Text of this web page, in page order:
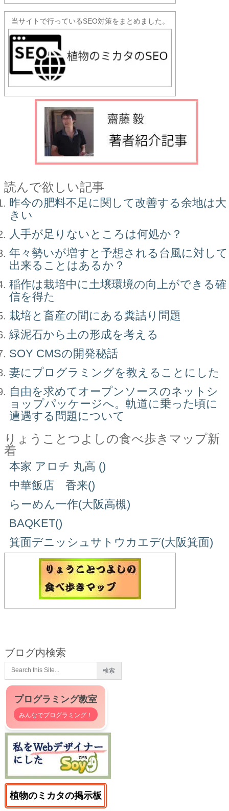
当サイトで行っているSEO対策をまとめました。
読んで欲しい記事
昨今の肥料不足に関して改善する余地は大
きい
人手が足りないところは何処か？
年々勢いが増すと予想される台風に対して
出来ることはあるか？
稲作は栽培中に土壌環境の向上ができる確
信を得た
栽培と畜産の間にある糞詰り問題
緑泥石から土の形成を考える
SOY CMSの開発秘話
妻にプログラミングを教えることにした
自由を求めてオープンソースのネットシ
ョップパッケージへ。軌道に乗った頃に
遭遇する問題について
りょうことつよしの食べ歩きマップ新
着
本家 アロチ 丸高 ()
中華飯店 香来()
らーめん一作(大阪高槻)
BAQKET()
箕面デニッシュサトウカエデ(大阪箕面)
ブログ内検索
プログラミング教室
みんなでプログラミング！
植物のミカタの掲示板